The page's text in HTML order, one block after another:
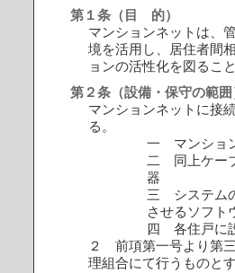
第１条（目 的）
マンションネットは、
境を活用し、居住者間
ョンの活性化を図るこ
第２条（設備・保守の範囲
マンションネットに接
る。
一 マンショ
二 同上ケー
器
三 システム
させるソフト
四 各住戸に
２ 前項第一号より第
理組合にて行うものと